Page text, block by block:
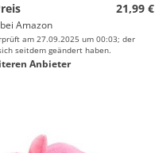
21,99 €
Amazon
am 27.09.2025 um 00:03; der
seitdem geändert haben.
Anbieter